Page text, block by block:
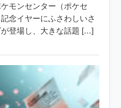
モンセンター（ポケセ
念イヤーにふさわしいさ
登場し、大きな話題 […]